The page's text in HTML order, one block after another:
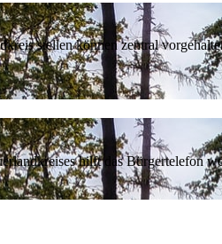
stellen können zentral
hilft das Bürgertelefon